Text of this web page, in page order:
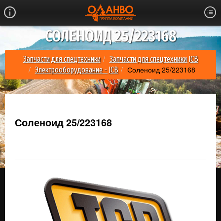
СОЛЕНОИД 25/223168
Запчасти для спецтехники
Запчасти для спецтехники JCB
Электрооборудование - JCB
Соленоид 25/223168
Соленоид 25/223168